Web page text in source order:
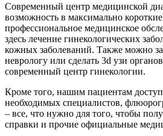
Современный центр медицинской
возможность в максимально
профессиональное медицинское
здесь лечение гинекологических
кожных заболеваний. Также можно
неврологу или сделать 3d узи
современный центр гинекологии.
Кроме того, нашим пациентам
необходимых специалистов,
– все, что нужно для того, чтобы
справки и прочие официальные